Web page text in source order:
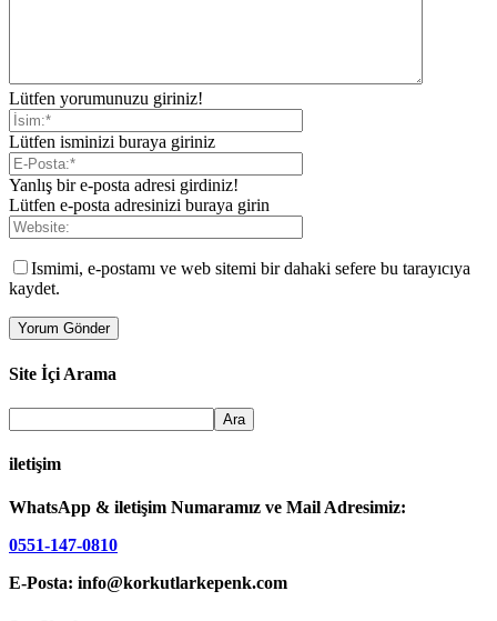
Lütfen yorumunuzu giriniz!
Lütfen isminizi buraya giriniz
Yanlış bir e-posta adresi girdiniz!
Lütfen e-posta adresinizi buraya girin
Ismimi, e-postamı ve web sitemi bir dahaki sefere bu tarayıcıya
kaydet.
Site İçi Arama
iletişim
WhatsApp & iletişim Numaramız ve Mail Adresimiz:
0551-147-0810
E-Posta: info@korkutlarkepenk.com